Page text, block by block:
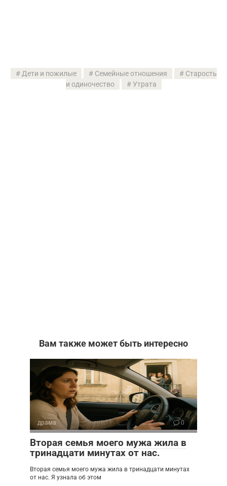
Дети и пожилые Семейные отношения
Старость
и одиночество
Утрата
Вам также может быть интересно
драма 0
Вторая семья моего мужа жила в
тринадцати минутах от нас.
Вторая семья моего мужа жила в тринадцати минутах
от нас. Я узнала об этом